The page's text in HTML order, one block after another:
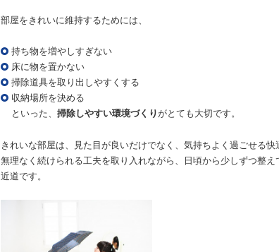
部屋をきれいに維持するためには、
持ち物を増やしすぎない
床に物を置かない
掃除道具を取り出しやすくする
収納場所を決める
といった、 掃除しやすい環境づくりがとても大切です。
きれいな部屋は、見た目が良いだけでなく、気持ちよく過ごせる快
無理なく続けられる工夫を取り入れながら、日頃から少しずつ整
近道です。